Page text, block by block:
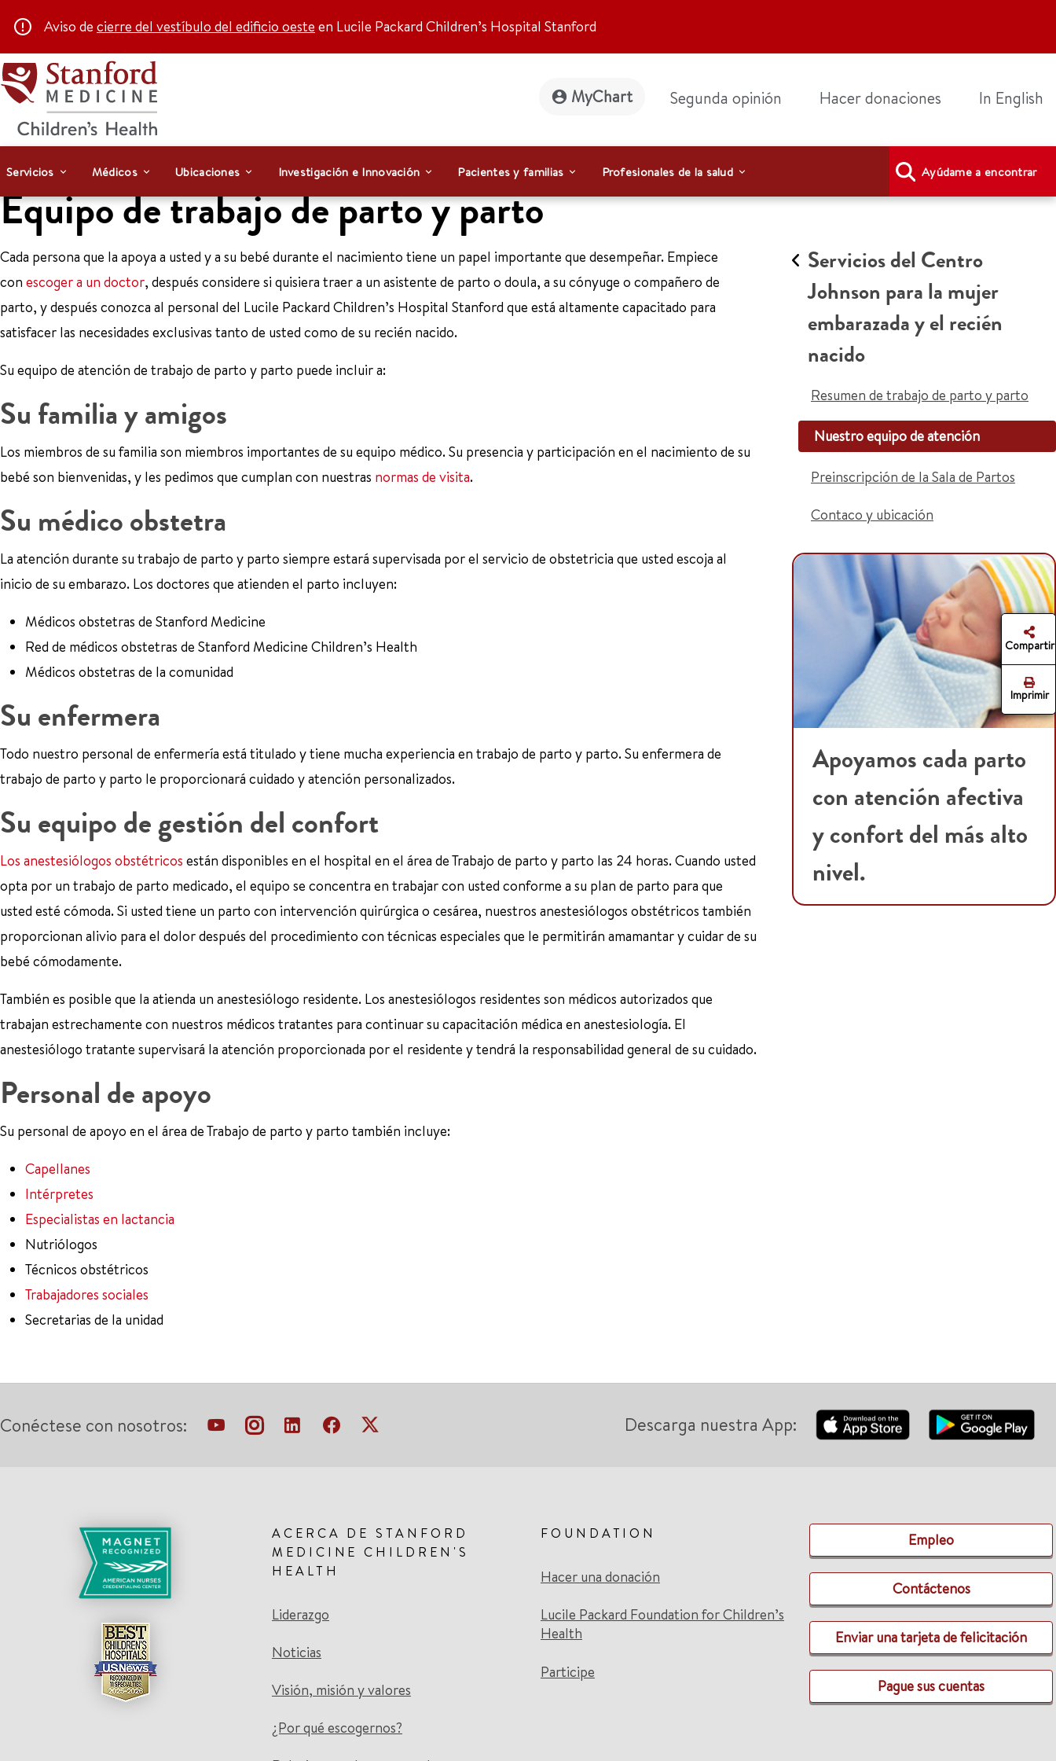
Aviso de cierre del vestíbulo del edificio oeste en Lucile Packard Children’s Hospital Stanford
MyChart Segunda opinión Hacer donaciones In English
Servicios Médicos Ubicaciones Investigación e Innovación Pacientes y familias Profesionales de la salud Ayúdame a encontrar
Equipo de trabajo de parto y parto
Cada persona que la apoya a usted y a su bebé durante el nacimiento tiene un papel importante que desempeñar. Empiece
con escoger a un doctor, después considere si quisiera traer a un asistente de parto o doula, a su cónyuge o compañero de
parto, y después conozca al personal del Lucile Packard Children’s Hospital Stanford que está altamente capacitado para
satisfacer las necesidades exclusivas tanto de usted como de su recién nacido.
Su equipo de atención de trabajo de parto y parto puede incluir a:
Su familia y amigos
Los miembros de su familia son miembros importantes de su equipo médico. Su presencia y participación en el nacimiento de su
bebé son bienvenidas, y les pedimos que cumplan con nuestras normas de visita.
Su médico obstetra
La atención durante su trabajo de parto y parto siempre estará supervisada por el servicio de obstetricia que usted escoja al
inicio de su embarazo. Los doctores que atienden el parto incluyen:
Médicos obstetras de Stanford Medicine
Red de médicos obstetras de Stanford Medicine Children’s Health
Médicos obstetras de la comunidad
Su enfermera
Todo nuestro personal de enfermería está titulado y tiene mucha experiencia en trabajo de parto y parto. Su enfermera de
trabajo de parto y parto le proporcionará cuidado y atención personalizados.
Su equipo de gestión del confort
Los anestesiólogos obstétricos están disponibles en el hospital en el área de Trabajo de parto y parto las 24 horas. Cuando usted
opta por un trabajo de parto medicado, el equipo se concentra en trabajar con usted conforme a su plan de parto para que
usted esté cómoda. Si usted tiene un parto con intervención quirúrgica o cesárea, nuestros anestesiólogos obstétricos también
proporcionan alivio para el dolor después del procedimiento con técnicas especiales que le permitirán amamantar y cuidar de su
bebé cómodamente.
También es posible que la atienda un anestesiólogo residente. Los anestesiólogos residentes son médicos autorizados que
trabajan estrechamente con nuestros médicos tratantes para continuar su capacitación médica en anestesiología. El
anestesiólogo tratante supervisará la atención proporcionada por el residente y tendrá la responsabilidad general de su cuidado.
Personal de apoyo
Su personal de apoyo en el área de Trabajo de parto y parto también incluye:
Capellanes
Intérpretes
Especialistas en lactancia
Nutriólogos
Técnicos obstétricos
Trabajadores sociales
Secretarias de la unidad
Servicios del Centro
Johnson para la mujer
embarazada y el recién
nacido
Resumen de trabajo de parto y parto
Nuestro equipo de atención
Preinscripción de la Sala de Partos
Contaco y ubicación
Apoyamos cada parto
con atención afectiva
y confort del más alto
nivel.
Compartir
Imprimir
Conéctese con nosotros: Descarga nuestra App:
ACERCA DE STANFORD
MEDICINE CHILDREN'S
HEALTH
Liderazgo
Noticias
Visión, misión y valores
¿Por qué escogernos?
FOUNDATION
Hacer una donación
Lucile Packard Foundation for Children’s
Health
Participe
Empleo
Contáctenos
Enviar una tarjeta de felicitación
Pague sus cuentas